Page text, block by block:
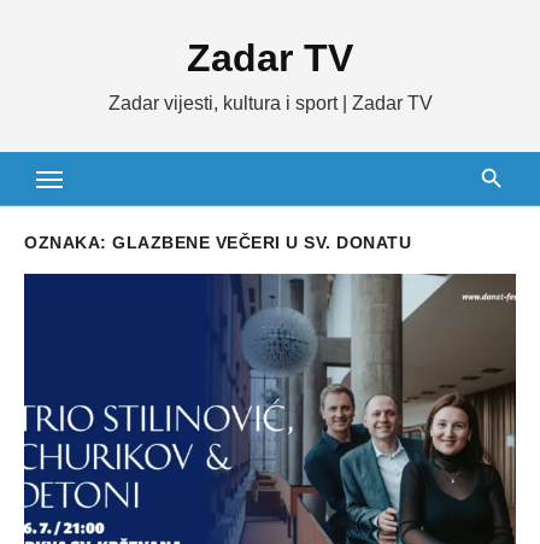
Zadar TV
Zadar vijesti, kultura i sport | Zadar TV
OZNAKA: GLAZBENE VEČERI U SV. DONATU